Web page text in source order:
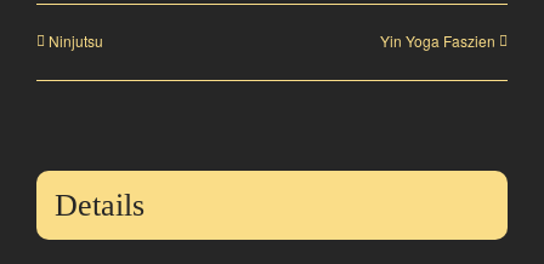
Ninjutsu Yin Yoga Faszien
Details